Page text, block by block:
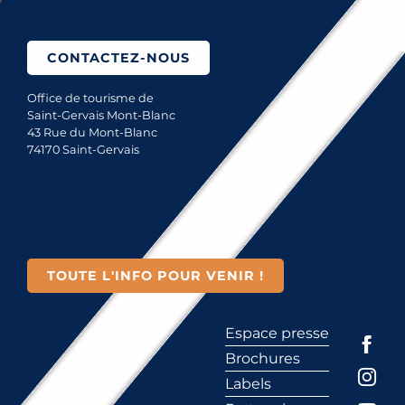
CONTACTEZ-NOUS
Office de tourisme de
Saint-Gervais Mont-Blanc
43 Rue du Mont-Blanc
74170 Saint-Gervais
TOUTE L'INFO POUR VENIR !
Espace presse
Brochures
Labels